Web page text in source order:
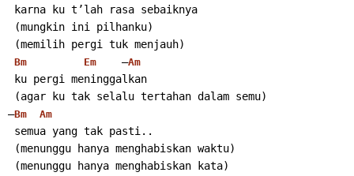
karna ku t’lah rasa sebaiknya
(mungkin ini pilhanku)
(memilih pergi tuk menjauh)
Bm Em –Am
ku pergi meninggalkan
(agar ku tak selalu tertahan dalam semu)
–Bm Am
semua yang tak pasti..
(menunggu hanya menghabiskan waktu)
(menunggu hanya menghabiskan kata)